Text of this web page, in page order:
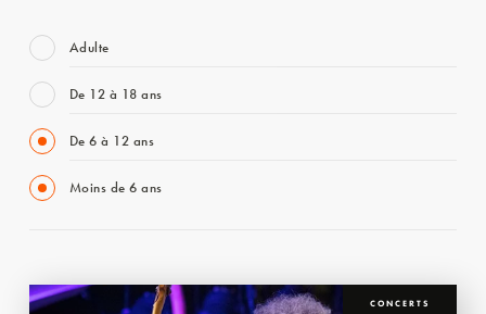
Adulte
De 12 à 18 ans
De 6 à 12 ans
Moins de 6 ans
CONCERTS